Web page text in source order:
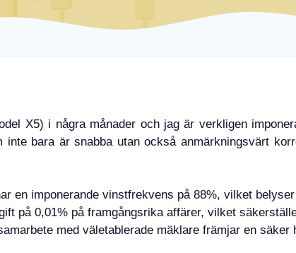
X5) i några månader och jag är verkligen
bara är snabba utan också anmärkningsvärt
en imponerande vinstfrekvens på 88%, vilket
på 0,01% på framgångsrika affärer, vilket
med väletablerade mäklare främjar en säker